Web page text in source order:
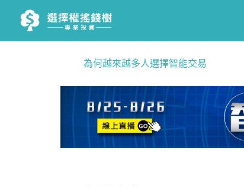
為何越來越多人選擇智能交易